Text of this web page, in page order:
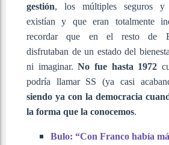
gestión, los múltiples seguros y
existían y que eran totalmente
recordar que en el resto de
disfrutaban de un estado del
ni imaginar.No fue hasta 1972
podría llamar SS (ya casi
siendo ya con la democracia
la forma que la conocemos.
Bulo: “Con Franco había